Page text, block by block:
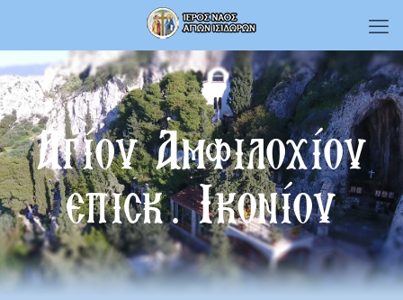
Αγίου Αμφιλοχίου
επισκ. Ικονίου